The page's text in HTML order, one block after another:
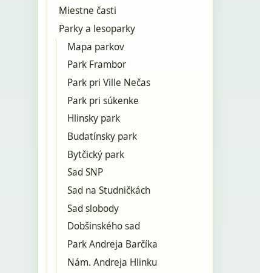
Miestne časti
Parky a lesoparky
Mapa parkov
Park Frambor
Park pri Ville Nečas
Park pri súkenke
Hlinsky park
Budatínsky park
Bytčický park
Sad SNP
Sad na Studničkách
Sad slobody
Dobšinského sad
Park Andreja Barčíka
Nám. Andreja Hlinku